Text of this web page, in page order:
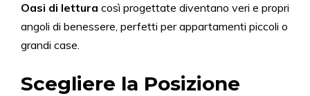
Oasi di lettura così progettate diventano veri e propri
angoli di benessere, perfetti per appartamenti piccoli o
grandi case.
Scegliere la Posizione